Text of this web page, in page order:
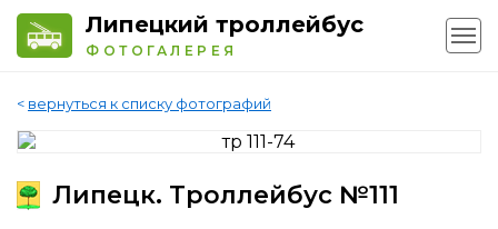
Липецкий троллейбус
ФОТОГАЛЕРЕЯ
< вернуться к списку фотографий
Липецк. Троллейбус №111